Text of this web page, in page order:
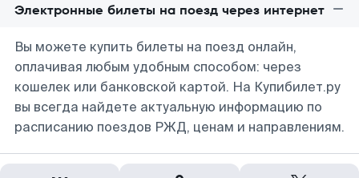
Электронные билеты на поезд через интернет
Вы можете купить билеты на поезд онлайн,
оплачивая любым удобным способом: через
кошелек или банковской картой. На Купибилет.ру
вы всегда найдете актуальную информацию по
расписанию поездов РЖД, ценам и направлениям.